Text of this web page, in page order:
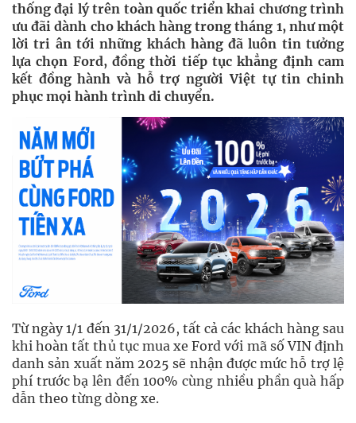
thống đại lý trên toàn quốc triển khai chương trình
ưu đãi dành cho khách hàng trong tháng 1, như một
lời tri ân tới những khách hàng đã luôn tin tưởng
lựa chọn Ford, đồng thời tiếp tục khẳng định cam
kết đồng hành và hỗ trợ người Việt tự tin chinh
phục mọi hành trình di chuyển.
Từ ngày 1/1 đến 31/1/2026, tất cả các khách hàng sau
khi hoàn tất thủ tục mua xe Ford với mã số VIN định
danh sản xuất năm 2025 sẽ nhận được mức hỗ trợ lệ
phí trước bạ lên đến 100% cùng nhiều phần quà hấp
dẫn theo từng dòng xe.